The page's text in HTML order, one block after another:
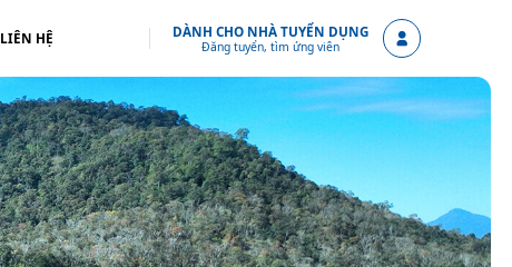
LIÊN HỆ DÀNH CHO NHÀ TUYỂN DỤNG
Đăng tuyển, tìm ứng viên